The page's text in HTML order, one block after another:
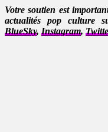
Votre soutien est
actualités pop culture
BlueSky, Instagram,